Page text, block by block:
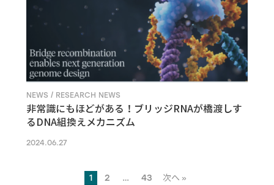
NEWS / RESEARCH NEWS
非常識にもほどがある！ブリッジRNAが橋渡しす
るDNA組換えメカニズム
2024.06.27
1 2 … 43 次へ »